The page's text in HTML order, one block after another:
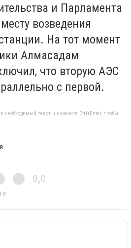
и Парламента
возведения
На тот момент
Алмасадам
что вторую АЭС
с первой.
необходимый текст и нажмите Ctrl+Enter, чтобы
0,0